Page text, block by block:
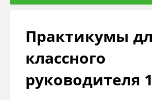
Практикумы
классного
руководителя